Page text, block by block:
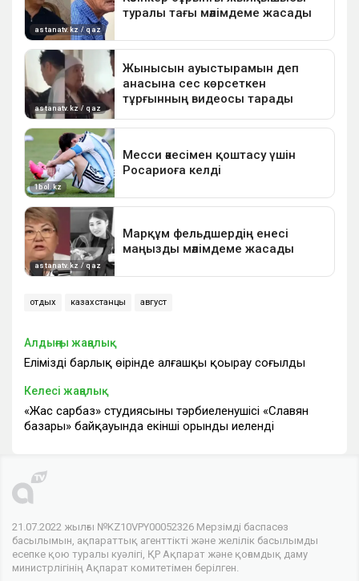
отдых казахстанцы август
Алдыңғы жаңалық
Еліміздің барлық өңірінде алғашқы қоңырау соғылды
Келесі жаңалық
«Жас сарбаз» студиясының тәрбиеленушісі «Славян
базары» байқауында екінші орынды иеленді
21.07.2022 жылғы №KZ10VPY00052326 Мерзімді баспасөз
басылымын, ақпараттық агенттікті және желілік басылымды
есепке қою туралы куәлігі, ҚР Ақпарат және қоғамдық даму
министрлігінің Ақпарат комитетімен берілген.